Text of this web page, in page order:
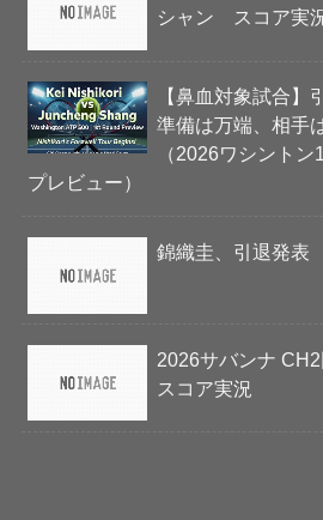
シャン スコア実
【鼻血対象試合】
準備は万端、相手
（2026ワシント
プレビュー）
錦織圭、引退発表
2026サバンナ
スコア実況